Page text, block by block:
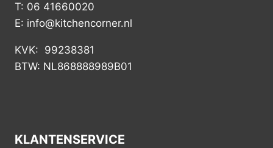
T: 06 41660020
E: info@kitchencorner.nl
KVK: 99238381
BTW: NL868888989B01
KLANTENSERVICE